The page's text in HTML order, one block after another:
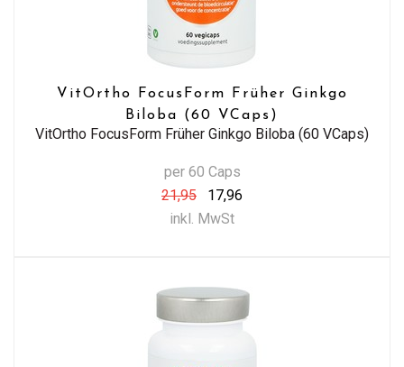
VitOrtho FocusForm Früher Ginkgo
Biloba (60 VCaps)
VitOrtho FocusForm Früher Ginkgo Biloba (60 VCaps)
per 60 Caps
21,95
17,96
inkl. MwSt